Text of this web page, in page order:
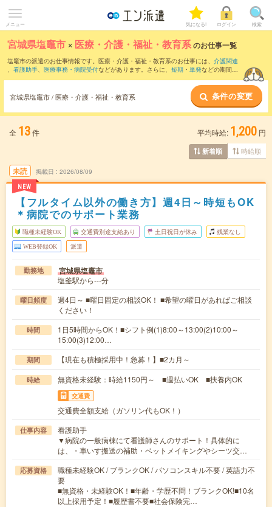
メニュー 気になる! ログイン 検索
宮城県塩竈市 × 医療・介護・福祉・教育系のお仕事一覧
塩竈市の派遣のお仕事情報です。医療・介護・福祉・教育系のお仕事には、 介護関連
、 看護助手、 医療事務・病院受付などがあります。さらに、 短期 ・ 単発などの期間
宮城県塩竈市 / 医療・介護・福祉・教育系 条件の変更
全 13件 平均時給: 1,200 円
新着順 時給順
未読
NEW
掲載日 2026/08/09
【フルタイム以外の働き方】週4日～時短もOK
＊病院でのサポート業務
職種未経験OK 交通費別途支給あり 土日祝日が休み 残業なし
WEB登録OK 派遣
勤務地 宮城県塩竈市
塩釜駅から---分
曜日頻度
週4日～ ■曜日固定の相談OK！ ■希望の曜日があればご相談
ください！
時間
1日5時間からOK！■シフト例(1)8:00～13:00(2)10:00～
15:00(3)12:00…
期間 【現在も積極採用中！急募！】■2カ月～
時給 無資格未経験：時給1150円～ ■週払いOK ■扶養内OK
交通費
交通費全額支給（ガソリン代もOK！）
仕事内容
看護助手
▼病院の一般病棟にて看護師さんのサポート！具体的に
は、・車いす搬送の補助・ベットメイキングやシーツ交…
応募資格
職種未経験OK / ブランクOK / パソコンスキル不要 / 英語力不
要
■無資格・未経験OK！■年齢・学歴不問！ブランクOK!■10名
以上採用予定！■履歴書不要■社会保険完…